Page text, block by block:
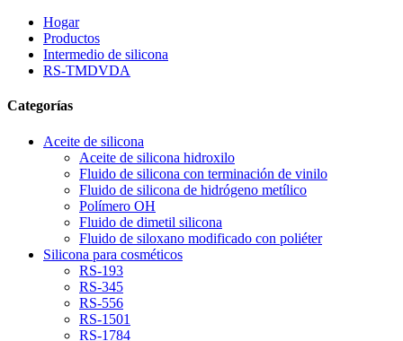
Hogar
Productos
Intermedio de silicona
RS-TMDVDA
Categorías
Aceite de silicona
Aceite de silicona hidroxilo
Fluido de silicona con terminación de vinilo
Fluido de silicona de hidrógeno metílico
Polímero OH
Fluido de dimetil silicona
Fluido de siloxano modificado con poliéter
Silicona para cosméticos
RS-193
RS-345
RS-556
RS-1501
RS-1784